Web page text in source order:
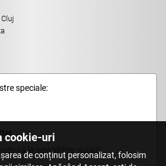
speciale:
vă la newsletter astazi.
cookie-uri
de conținut personalizat, folosim